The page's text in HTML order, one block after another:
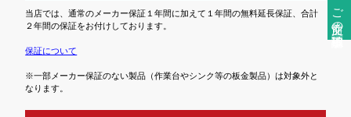
ご注文前の確認事項
当店では、通常のメーカー保証１年間に加えて１年間の無料延長保証、合計
２年間の保証をお付けしております。
保証について
※一部メーカー保証のない製品（作業台やシンク等の板金製品）は対象外と
なります。